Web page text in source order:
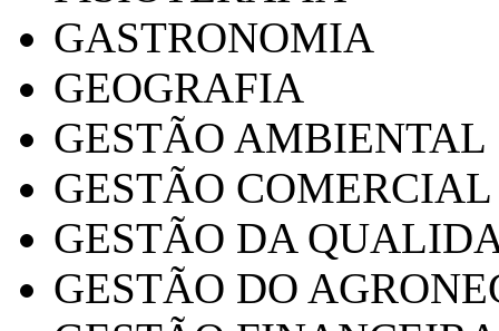
GASTRONOMIA
GEOGRAFIA
GESTÃO AMBIENTAL
GESTÃO COMERCIAL
GESTÃO DA
GESTÃO DO